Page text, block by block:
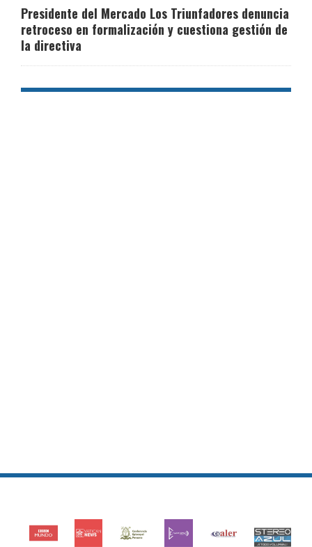
Presidente del Mercado Los Triunfadores denuncia
retroceso en formalización y cuestiona gestión de
la directiva